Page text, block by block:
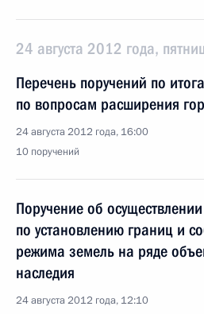
24 августа 2012 года,
Перечень поручений по
по вопросам расширения
24 августа 2012 года, 16:00
10 поручений
Поручение об
по установлению границ и
режима земель на ряде
наследия
24 августа 2012 года, 12:10